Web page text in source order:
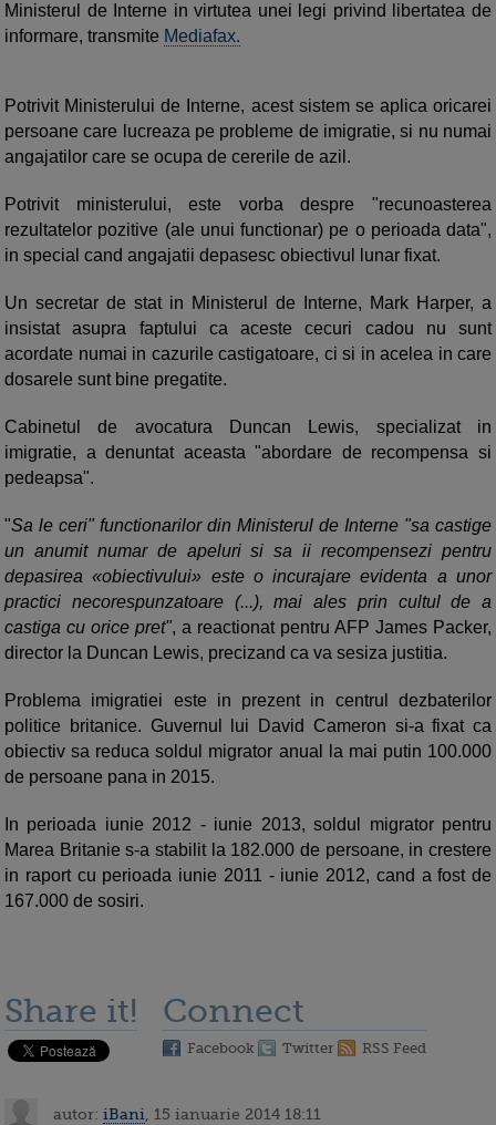
Ministerul de Interne in virtutea unei legi privind libertatea de
informare, transmite Mediafax.
Potrivit Ministerului de Interne, acest sistem se aplica oricarei
persoane care lucreaza pe probleme de imigratie, si nu numai
angajatilor care se ocupa de cererile de azil.
Potrivit ministerului, este vorba despre "recunoasterea
rezultatelor pozitive (ale unui functionar) pe o perioada data",
in special cand angajatii depasesc obiectivul lunar fixat.
Un secretar de stat in Ministerul de Interne, Mark Harper, a
insistat asupra faptului ca aceste cecuri cadou nu sunt
acordate numai in cazurile castigatoare, ci si in acelea in care
dosarele sunt bine pregatite.
Cabinetul de avocatura Duncan Lewis, specializat in
imigratie, a denuntat aceasta "abordare de recompensa si
pedeapsa".
"Sa le ceri" functionarilor din Ministerul de Interne "sa castige
un anumit numar de apeluri si sa ii recompensezi pentru
depasirea «obiectivului» este o incurajare evidenta a unor
practici necorespunzatoare (...), mai ales prin cultul de a
castiga cu orice pret", a reactionat pentru AFP James Packer,
director la Duncan Lewis, precizand ca va sesiza justitia.
Problema imigratiei este in prezent in centrul dezbaterilor
politice britanice. Guvernul lui David Cameron si-a fixat ca
obiectiv sa reduca soldul migrator anual la mai putin 100.000
de persoane pana in 2015.
In perioada iunie 2012 - iunie 2013, soldul migrator pentru
Marea Britanie s-a stabilit la 182.000 de persoane, in crestere
in raport cu perioada iunie 2011 - iunie 2012, cand a fost de
167.000 de sosiri.
Share it! Connect
Facebook Twitter RSS Feed
autor: iBani , 15 ianuarie 2014 18:11